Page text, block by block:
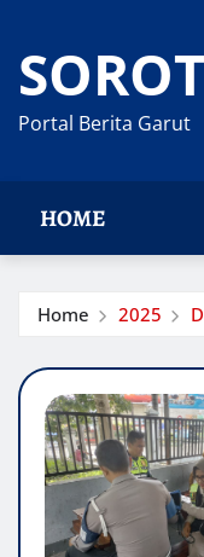
content
Portal Berita Garut
HOME
Home 2025